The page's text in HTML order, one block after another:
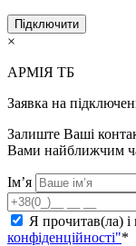
Підключити
×
АРМІЯ ТБ
Заявка на
Залиште Ваші
Вами найближчим
Ім’я
Я прочитав(ла)
конфіденційності"*